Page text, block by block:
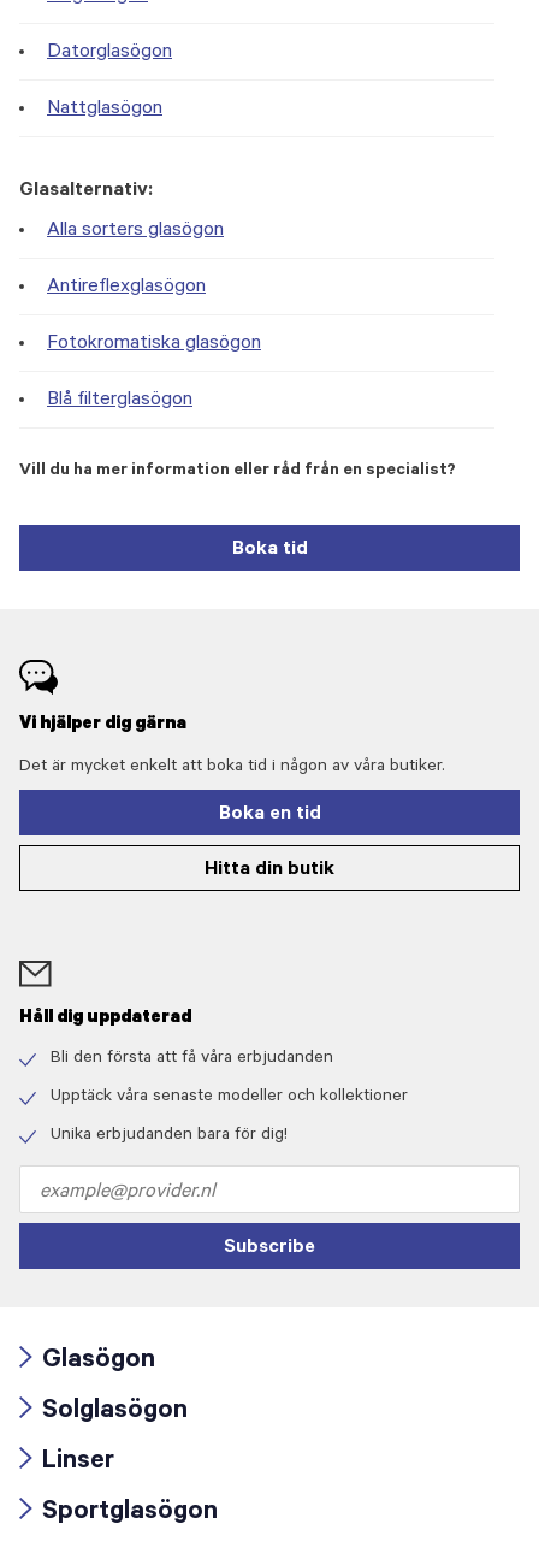
Datorglasögon
Nattglasögon
Glasalternativ:
Alla sorters glasögon
Antireflexglasögon
Fotokromatiska glasögon
Blå filterglasögon
Vill du ha mer information eller råd från en specialist?
Boka tid
Vi hjälper dig gärna
Det är mycket enkelt att boka tid i någon av våra butiker.
Boka en tid
Hitta din butik
Håll dig uppdaterad
icon
Bli den första att få våra erbjudanden
icon
Upptäck våra senaste modeller och kollektioner
Unika erbjudanden bara för dig!
address
Subscribe
icon
Glasögon
icon
Solglasögon
icon
Linser
Sportglasögon